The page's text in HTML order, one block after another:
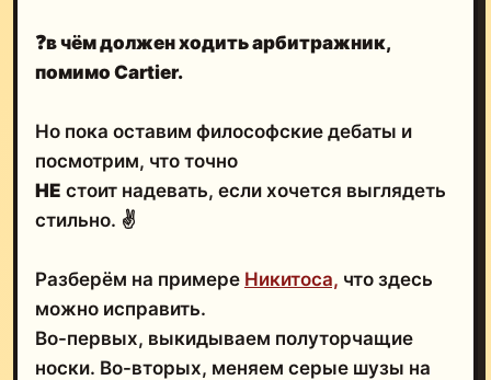
❓в чём должен ходить арбитражник,
помимо Cartier.
Но пока оставим философские дебаты и
посмотрим, что точно
НЕ стоит надевать, если хочется выглядеть
стильно. ✌️
Разберём на примере Никитоса, что здесь
можно исправить.
Во-первых, выкидываем полуторчащие
носки. Во-вторых, меняем серые шузы на